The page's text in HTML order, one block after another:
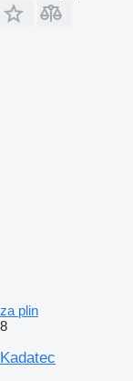
za plin
8
Kadatec